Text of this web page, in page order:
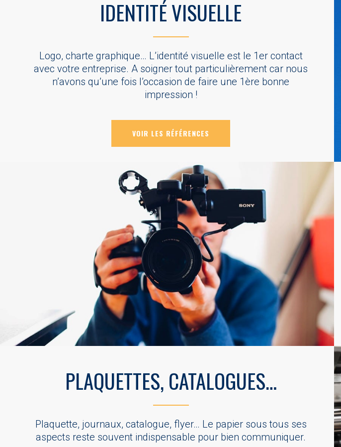
IDENTITÉ VISUELLE
Logo, charte graphique… L’identité visuelle est le 1er contact
avec votre entreprise. A soigner tout particulièrement car nous
n’avons qu’une fois l’occasion de faire une 1ère bonne
impression !
VOIR LES RÉFÉRENCES
PLAQUETTES, CATALOGUES…
Plaquette, journaux, catalogue, flyer… Le papier sous tous ses
aspects reste souvent indispensable pour bien communiquer.